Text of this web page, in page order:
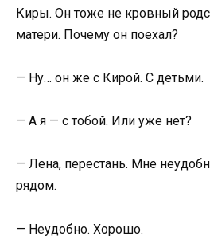
Киры. Он тоже не кровный
матери. Почему он поехал?
— Ну… он же с Кирой. С детьми.
— А я — с тобой. Или уже нет?
— Лена, перестань. Мне
рядом.
— Неудобно. Хорошо.